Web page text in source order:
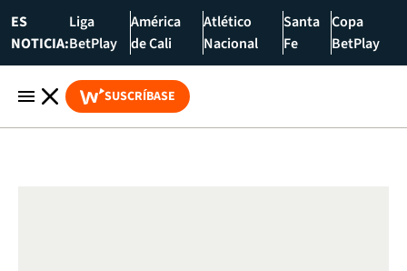
ES
NOTICIA:
Liga
BetPlay
América
de Cali
Atlético
Nacional
Santa
Fe
Copa
BetPlay
SUSCRÍBASE